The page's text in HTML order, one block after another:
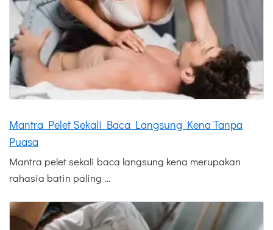
Mantra Pelet Sekali Baca Langsung Kena Tanpa
Puasa
Mantra pelet sekali baca langsung kena merupakan
rahasia batin paling …